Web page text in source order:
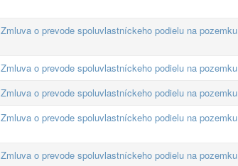
Zmluva o prevode spoluvlastníckeho podielu na pozemku
Zmluva o prevode spoluvlastníckeho podielu na pozemku
Zmluva o prevode spoluvlastníckeho podielu na pozemku
Zmluva o prevode spoluvlastníckeho podielu na pozemku
Zmluva o prevode spoluvlastníckeho podielu na pozemku